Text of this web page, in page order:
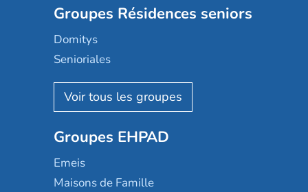
Groupes Résidences seniors
Domitys
Senioriales
Nohée
Les Résidentiels
Mobicap
Domusvi
Happy Senior
Groupes EHPAD
Emeis
Maisons de Famille